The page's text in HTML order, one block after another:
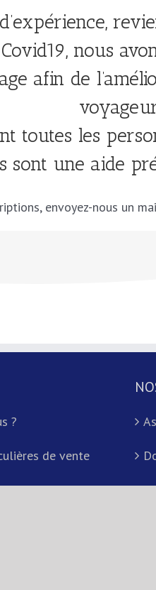
nous
afin de
toutes les
sont une aide
envoyez-nous un
?
de vente